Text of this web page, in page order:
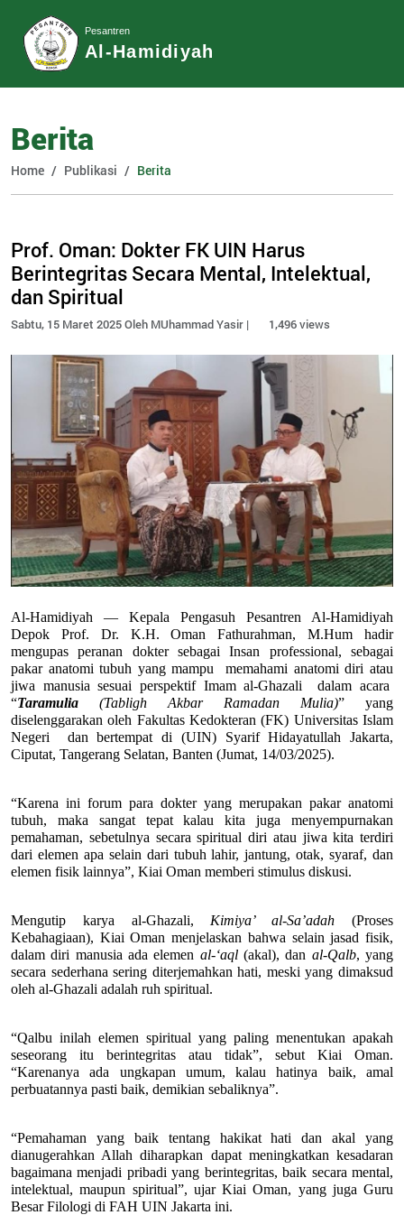
Pesantren
Al-Hamidiyah
Berita
Home Publikasi Berita
Prof. Oman: Dokter FK UIN Harus
Berintegritas Secara Mental, Intelektual,
dan Spiritual
Sabtu, 15 Maret 2025 Oleh MUhammad Yasir | 1,496 views
Al-Hamidiyah — Kepala Pengasuh Pesantren Al-Hamidiyah
Depok Prof. Dr. K.H. Oman Fathurahman, M.Hum hadir
mengupas peranan dokter sebagai Insan professional, sebagai
pakar anatomi tubuh yang mampu  memahami anatomi diri atau
jiwa manusia sesuai perspektif Imam al-Ghazali  dalam acara
“Taramulia (Tabligh Akbar Ramadan Mulia)” yang
diselenggarakan oleh Fakultas Kedokteran (FK) Universitas Islam
Negeri  dan bertempat di (UIN) Syarif Hidayatullah Jakarta,
Ciputat, Tangerang Selatan, Banten (Jumat, 14/03/2025).
“Karena ini forum para dokter yang merupakan pakar anatomi
tubuh, maka sangat tepat kalau kita juga menyempurnakan
pemahaman, sebetulnya secara spiritual diri atau jiwa kita terdiri
dari elemen apa selain dari tubuh lahir, jantung, otak, syaraf, dan
elemen fisik lainnya”, Kiai Oman memberi stimulus diskusi.
Mengutip karya al-Ghazali, Kimiya’ al-Sa’adah (Proses
Kebahagiaan), Kiai Oman menjelaskan bahwa selain jasad fisik,
dalam diri manusia ada elemen al-‘aql (akal), dan al-Qalb, yang
secara sederhana sering diterjemahkan hati, meski yang dimaksud
oleh al-Ghazali adalah ruh spiritual.
“Qalbu inilah elemen spiritual yang paling menentukan apakah
seseorang itu berintegritas atau tidak”, sebut Kiai Oman.
“Karenanya ada ungkapan umum, kalau hatinya baik, amal
perbuatannya pasti baik, demikian sebaliknya”.
“Pemahaman yang baik tentang hakikat hati dan akal yang
dianugerahkan Allah diharapkan dapat meningkatkan kesadaran
bagaimana menjadi pribadi yang berintegritas, baik secara mental,
intelektual, maupun spiritual”, ujar Kiai Oman, yang juga Guru
Besar Filologi di FAH UIN Jakarta ini.